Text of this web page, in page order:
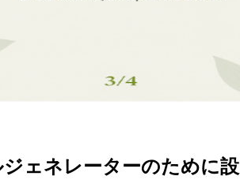
ェネレーターのために設